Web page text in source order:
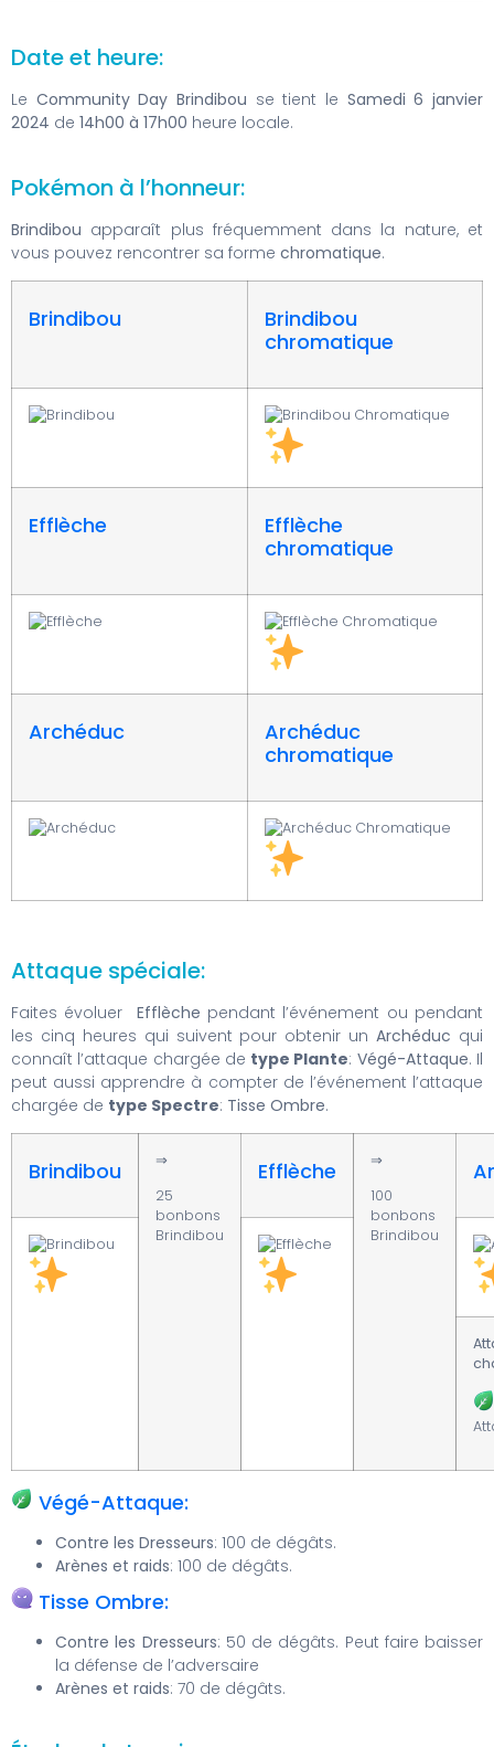
Date et heure:
Le Community Day Brindibou se tient le Samedi 6 janvier
2024 de 14h00 à 17h00 heure locale.
Pokémon à l’honneur:
Brindibou apparaît plus fréquemment dans la nature, et
vous pouvez rencontrer sa forme chromatique.
Brindibou
Brindibou
chromatique
Efflèche
Efflèche
chromatique
Archéduc
Archéduc
chromatique
Attaque spéciale:
Faites évoluer Efflèche pendant l’événement ou pendant
les cinq heures qui suivent pour obtenir unArchéduc qui
connaît l’attaque chargée de type Plante: Végé-Attaque. Il
peut aussi apprendre à compter de l’événement l’attaque
chargée de type Spectre: Tisse Ombre.
Brindibou
⇒
25
bonbons
Brindibou
Efflèche
⇒
100
bonbons
Brindibou
Végé-Attaque:
Contre les Dresseurs: 100 de dégâts.
Arènes et raids: 100 de dégâts.
Tisse Ombre:
Contre les Dresseurs: 50 de dégâts. Peut faire baisser
la défense de l’adversaire
Arènes et raids: 70 de dégâts.